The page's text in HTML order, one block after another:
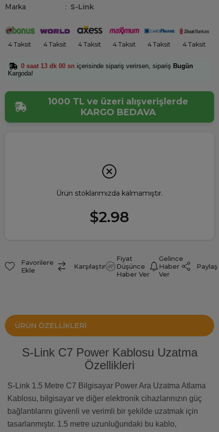
Marka : S-Link
4 Taksit 4 Taksit 4 Taksit 4 Taksit 4 Taksit 4 Taksit
0 saat 12 dk 59 sn içerisinde sipariş verirsen, sipariş Bugün
Kargoda!
1000 TL ve üzeri alışverişlerde
KARGO BEDAVA
Ürün stoklarımızda kalmamıştır.
$2.98
Favorilere
Ekle
Karşılaştır
Fiyat
Düşünce
Haber Ver
Gelince
Haber
Ver
Paylaş
ÜRÜN ÖZELLIKLERI
S-Link C7 Power Kablosu Uzatma
Özellikleri
S-Link 1.5 Metre C7 Bilgisayar Power Ara Uzatma Atlama
Kablosu, bilgisayar ve diğer elektronik cihazlarınızın güç
bağlantılarını güvenli ve verimli bir şekilde uzatmak için
tasarlanmıştır. 1.5 metre uzunluğundaki bu kablo,